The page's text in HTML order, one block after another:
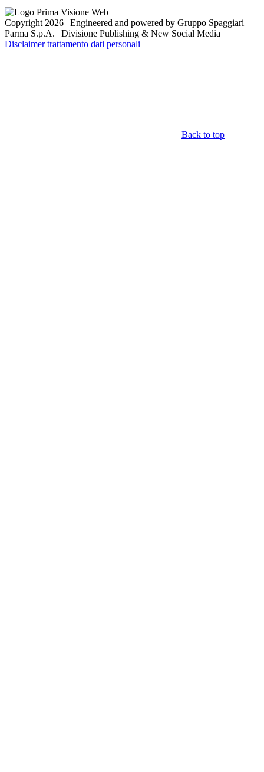
Copyright 2026 | Engineered and powered by Gruppo Spaggiari
Parma S.p.A. | Divisione Publishing & New Social Media
Disclaimer trattamento dati personali
Back to top